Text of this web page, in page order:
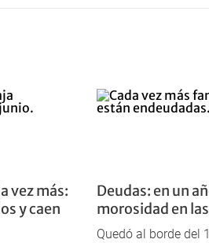
vez más:
y caen
Deudas: en un
morosidad en
Quedó al borde del